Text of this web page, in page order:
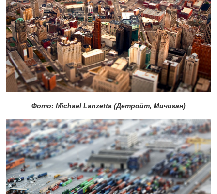
Фото: Michael Lanzetta (Детройт, Мичиган)